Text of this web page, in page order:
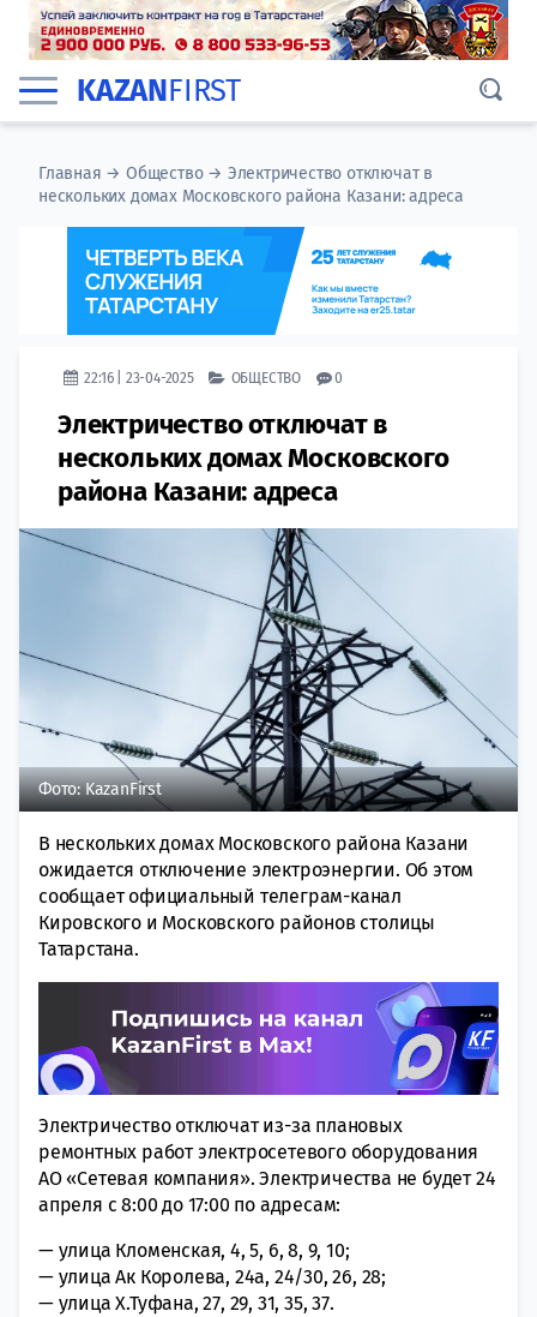
KAZANFIRST
Главная →Общество→ Электричество отключат в
нескольких домах Московского района Казани: адреса
22:16 | 23-04-2025 ОБЩЕСТВО 0
Электричество отключат в
нескольких домах Московского
района Казани: адреса
Фото: KazanFirst
В нескольких домах Московского района Казани
ожидается отключение электроэнергии. Об этом
сообщает официальный телеграм-канал
Кировского и Московского районов столицы
Татарстана.
Электричество отключат из-за плановых
ремонтных работ электросетевого оборудования
АО «Сетевая компания». Электричества не будет 24
апреля с 8:00 до 17:00 по адресам:
— улица Кломенская, 4, 5, 6, 8, 9, 10;
— улица Ак Королева, 24а, 24/30, 26, 28;
— улица Х.Туфана, 27, 29, 31, 35, 37.